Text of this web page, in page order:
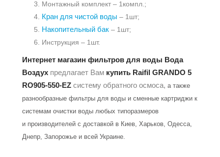
Монтажный комплект – 1компл.;
Кран для чистой воды – 1шт;
Накопительный бак – 1шт;
Инструкция – 1шт.
Интернет магазин фильтров для воды Вода
Воздух предлагает Вам купить Raifil GRANDO 5
RO905-550-EZ систему обратного осмоса, а также
разнообразные фильтры для воды и сменные картриджи к
системам очистки воды любых типоразмеров
и производителей с доставкой в Киев, Харьков, Одесса,
Днепр, Запорожье и всей Украине.